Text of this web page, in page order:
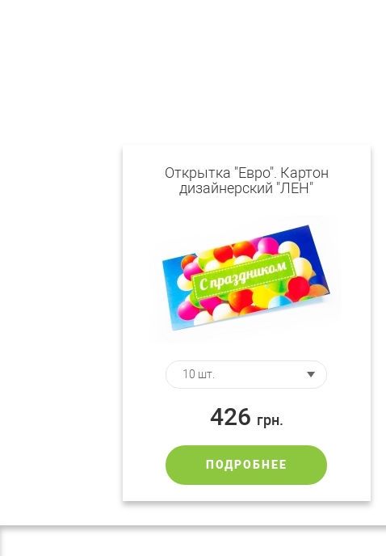
Открытка "Евро". Картон
дизайнерский "ЛЕН"
426 грн.
ПОДРОБНЕЕ